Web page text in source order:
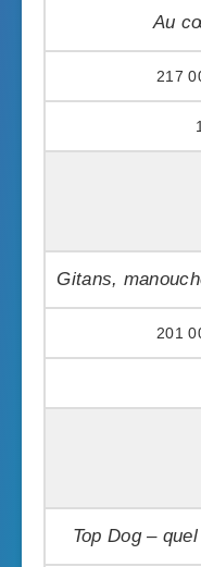
Au
217
Gitans,
201
Top Dog –